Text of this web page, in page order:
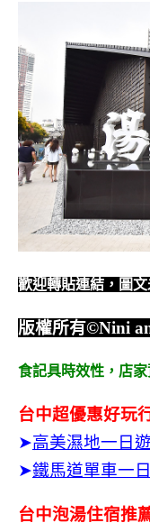
歡迎轉貼連結，圖
版權所有©Nini
食記具時效性， 店
台中超優惠好玩
➤高美濕地一日遊
➤鐵馬道單車一
台中泡湯住宿推